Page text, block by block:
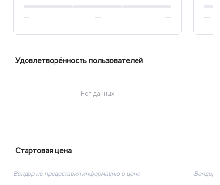
— — — —
Удовлетворённость пользователей
Нет данных
Стартовая цена
Вендор не предоставил информацию о цене Вендор